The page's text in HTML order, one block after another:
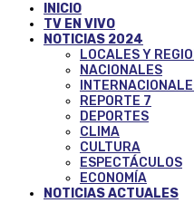
INICIO
TV EN VIVO
NOTICIAS 2024
LOCALES Y
NACIONALES
REPORTE 7
DEPORTES
CLIMA
CULTURA
ESPECTÁCULOS
ECONOMÍA
NOTICIAS ACTUALES